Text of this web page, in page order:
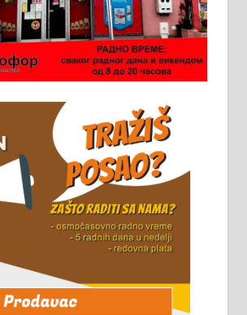
064/02-85-511
радника за рад на
„Липа промет” у
доћи лично на
у улици Максима
сваког радног дана од
063/465-045
врсте димњака.